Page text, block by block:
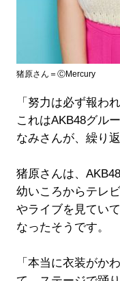
猪原さん＝ⒸMercury
「努力は必ず報わ
これはAKB48グル
なみさんが、繰り
猪原さんは、
幼いころからテレ
やライブを見てい
なったそうです。
「本当に衣装がか